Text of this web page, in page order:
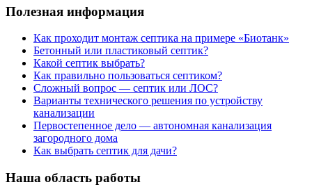
Полезная информация
Как проходит монтаж септика на примере «Биотанк»
Бетонный или пластиковый септик?
Какой септик выбрать?
Как правильно пользоваться септиком?
Сложный вопрос — септик или ЛОС?
Варианты технического решения по устройству
канализации
Первостепенное дело — автономная канализация
загородного дома
Как выбрать септик для дачи?
Наша область работы